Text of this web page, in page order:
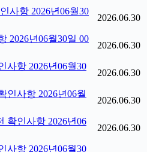
사항 2026년06월30
2026.06.30
2026년06월30일 00
2026.06.30
사항 2026년06월30
2026.06.30
인사항 2026년06월
2026.06.30
확인사항 2026년06
2026.06.30
사항 2026년06월30